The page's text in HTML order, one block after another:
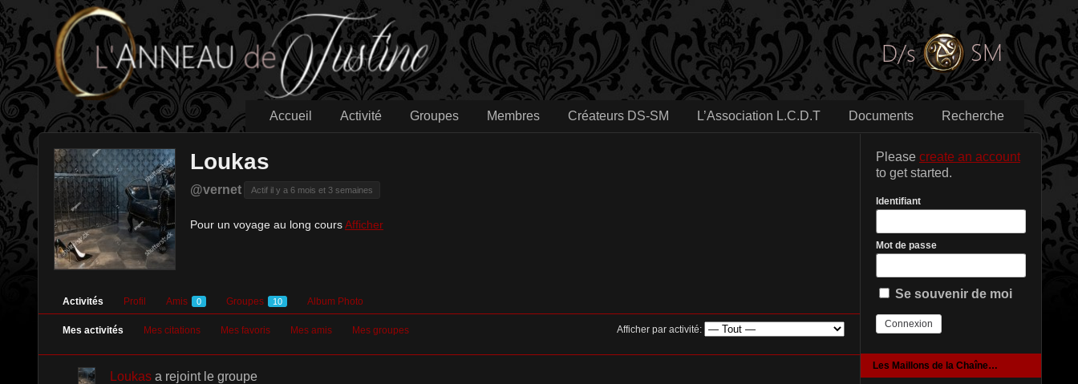
Accueil Activité Groupes Membres Créateurs DS-SM L’Association L.C.D.T Documents Recherche
Loukas
@vernet Actif il y a 6 mois et 3 semaines
Pour un voyage au long coursAfficher
Activités Profil Amis 0 Groupes 10 Album Photo
Mes activités Mes citations Mes favoris Mes amis Mes groupes Afficher par activité:
Loukas a rejoint le groupe
Please create an account
to get started.
Identifiant
Mot de passe
Se souvenir de moi
Les Maillons de la Chaîne…